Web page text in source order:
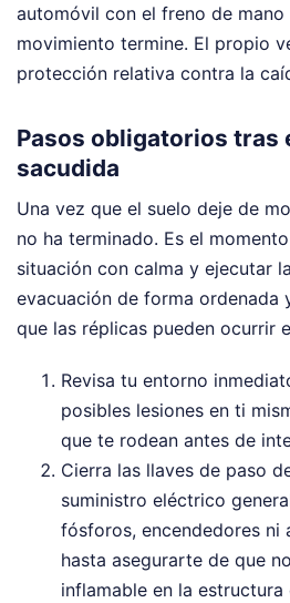
automóvil con el freno de
movimiento termine. El propio
protección relativa contra la
Pasos obligatorios tras
sacudida
Una vez que el suelo deje de
no ha terminado. Es el
situación con calma y ejecutar
evacuación de forma ordenada
que las réplicas pueden ocurrir
Revisa tu entorno
posibles lesiones en ti
que te rodean antes de
Cierra las llaves de paso
suministro eléctrico
fósforos, encendedores ni
hasta asegurarte de que
inflamable en la